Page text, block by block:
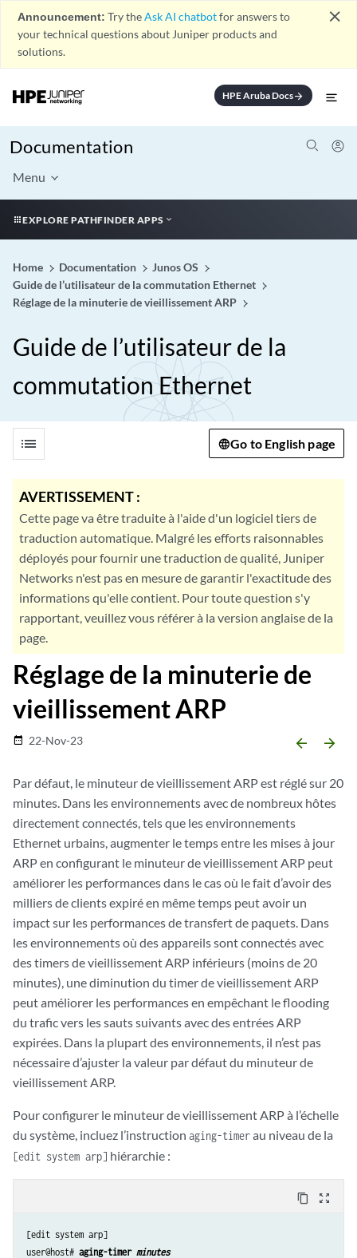
Announcement: Try theAsk AI chatbotfor answers to
your technical questions about Juniper products and
solutions.
close
HPE Aruba Docsarrow_forward
Documentation
Menu
EXPLORE PATHFINDER APPS
Home Documentation
Junos OS
Guide de l’utilisateur de la commutation Ethernet
Réglage de la minuterie de vieillissement ARP
Guide de l’utilisateur de la
commutation Ethernet
list Go to English page
AVERTISSEMENT :
Cette page va être traduite à l'aide d'un logiciel tiers de
traduction automatique. Malgré les efforts raisonnables
déployés pour fournir une traduction de qualité, Juniper
Networks n'est pas en mesure de garantir l'exactitude des
informations qu'elle contient. Pour toute question s'y
rapportant, veuillez vous référer à la version anglaise de la
page.
Réglage de la minuterie de
vieillissement ARP
date_range 22-Nov-23 arrow_backward arrow_forward
Par défaut, le minuteur de vieillissement ARP est réglé sur 20
minutes. Dans les environnements avec de nombreux hôtes
directement connectés, tels que les environnements
Ethernet urbains, augmenter le temps entre les mises à jour
ARP en configurant le minuteur de vieillissement ARP peut
améliorer les performances dans le cas où le fait d’avoir des
milliers de clients expiré en même temps peut avoir un
impact sur les performances de transfert de paquets. Dans
les environnements où des appareils sont connectés avec
des timers de vieillissement ARP inférieurs (moins de 20
minutes), une diminution du timer de vieillissement ARP
peut améliorer les performances en empêchant le flooding
du trafic vers les sauts suivants avec des entrées ARP
expirées. Dans la plupart des environnements, il n’est pas
nécessaire d’ajuster la valeur par défaut du minuteur de
vieillissement ARP.
Pour configurer le minuteur de vieillissement ARP à l’échelle
du système, incluez l’instruction aging-timerau niveau de la
[edit system arp] hiérarchie :
content_copy zoom_out_map
[edit system arp]
user@host# aging-timer minutes